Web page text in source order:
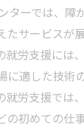
ターでは、障
たサービスが
就労支援には
に適した技術
就労支援では
の初めての仕